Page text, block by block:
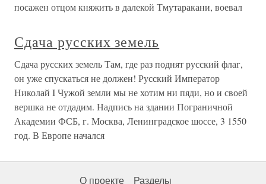
посажен отцом княжить в далекой Тмутаракани, воевал
Сдача русских земель
Сдача русских земель Там, где раз поднят русский флаг,
он уже спускаться не должен! Русский Император
Николай I Чужой земли мы не хотим ни пяди, но и своей
вершка не отдадим. Надпись на здании Пограничной
Академии ФСБ, г. Москва, Ленинградское шоссе, 3 1550
год. В Европе начался
О проекте Разделы